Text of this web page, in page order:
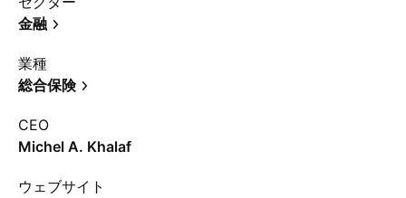
金融
業種
総合保険
CEO
Michel A. Khalaf
ウェブサイト